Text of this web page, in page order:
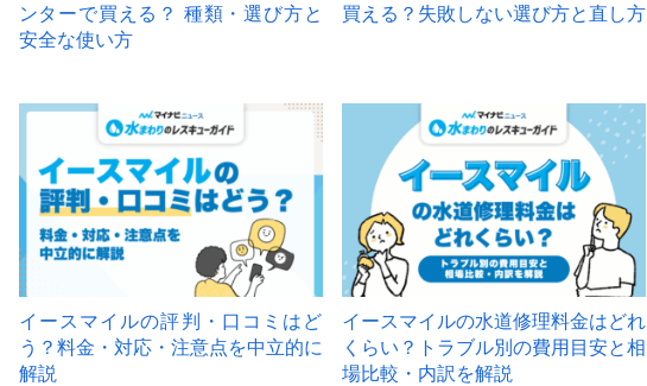
ンターで買える？ 種類・選び方と
安全な使い方
買える？失敗しない選び方と直し方
イースマイルの評判・口コミはど
う？料金・対応・注意点を中立的に
解説
イースマイルの水道修理料金はどれ
くらい？トラブル別の費用目安と相
場比較・内訳を解説